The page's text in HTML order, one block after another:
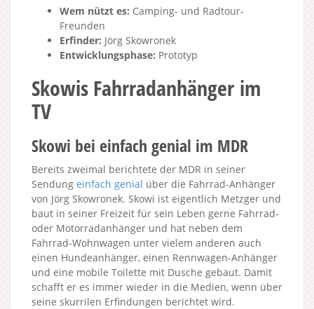
Wem nützt es: Camping- und Radtour-
Freunden
Erfinder: Jörg Skowronek
Entwicklungsphase: Prototyp
Skowis Fahrradanhänger im
TV
Skowi bei einfach genial im MDR
Bereits zweimal berichtete der MDR in seiner
Sendung einfach genial über die Fahrrad-Anhänger
von Jörg Skowronek. Skowi ist eigentlich Metzger und
baut in seiner Freizeit für sein Leben gerne Fahrrad-
oder Motorradanhänger und hat neben dem
Fahrrad-Wohnwagen unter vielem anderen auch
einen Hundeanhänger, einen Rennwagen-Anhänger
und eine mobile Toilette mit Dusche gebaut. Damit
schafft er es immer wieder in die Medien, wenn über
seine skurrilen Erfindungen berichtet wird.